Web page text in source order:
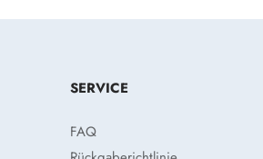
SERVICE
FAQ